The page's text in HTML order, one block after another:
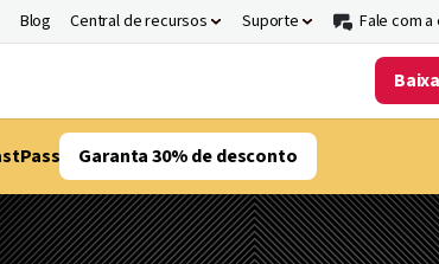
Blog Central de recursos Suporte Fale com
Garanta 30% de desconto